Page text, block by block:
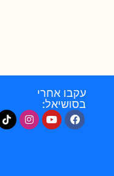
עקבו אחרי
בסושיאל: